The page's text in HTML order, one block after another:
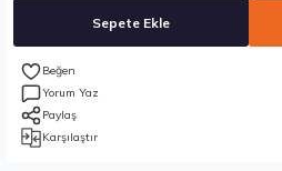
Sepete Ekle
Yorum Yaz
Paylaş
Karşılaştır